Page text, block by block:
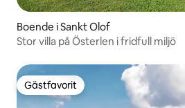
Boende i Sankt Olof
Stor villa på Österlen i fridfull miljö
Gästfavorit
Gästfavorit